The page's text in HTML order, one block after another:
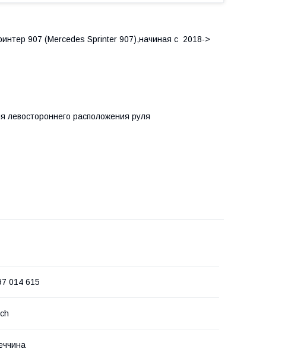
907 (Mercedes Sprinter 907),начиная с 2018->
левостороннего расположения руля
014 615